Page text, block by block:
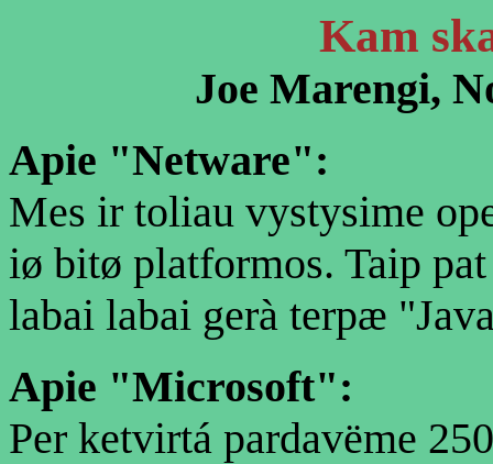
Kam
Joe Marengi,
Apie "Netware":
Mes ir toliau vystysime
iø bitø platformos. Taip
labai labai gerà terpæ
Apie "Microsoft":
Per ketvirtá pardavëme